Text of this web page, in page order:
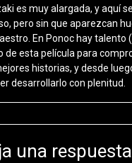
es muy alargada, y aquí
pero sin que aparezcan
En Ponoc hay talento
de esta película para
historias, y desde
desarrollarlo con plenitud.
una respuesta